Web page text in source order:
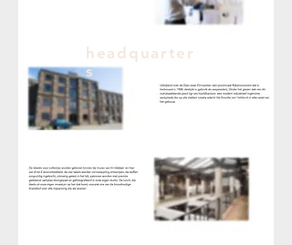
headquarter
s